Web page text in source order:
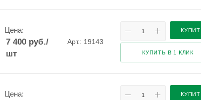
Цена:
7 400руб./
шт
Арт.: 19143
КУПИТЬ В 1 КЛИК
Цена: